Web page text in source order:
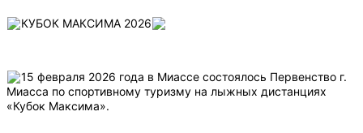
КУБОК МАКСИМА 2026
15 февраля 2026 года в Миассе состоялось Первенство г.
Миасса по спортивному туризму на лыжных дистанциях
«Кубок Максима».